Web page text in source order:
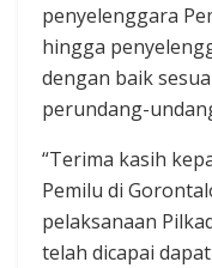
penyelenggara
hingga
dengan baik
perundang-
“Terima kasih
Pemilu di
pelaksanaan
telah dicapai